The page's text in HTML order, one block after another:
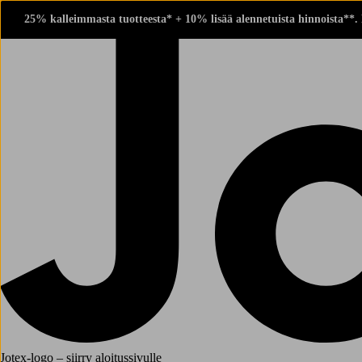
25% kalleimmasta tuotteesta* + 10% lisää alennetuista hinnoista**.
Jotex-logo – siirry aloitussivulle